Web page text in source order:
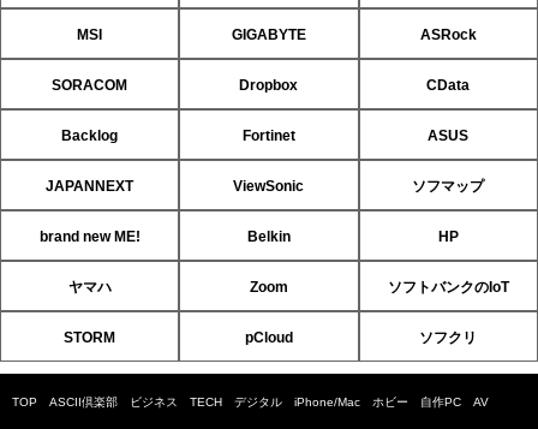
MSI GIGABYTE ASRock
SORACOM Dropbox CData
Backlog Fortinet ASUS
JAPANNEXT ViewSonic ソフマップ
brand new ME! Belkin HP
ヤマハ Zoom ソフトバンクのIoT
STORM pCloud ソフクリ
TOP ASCII倶楽部 ビジネス TECH デジタル iPhone/Mac ホビー 自作PC AV